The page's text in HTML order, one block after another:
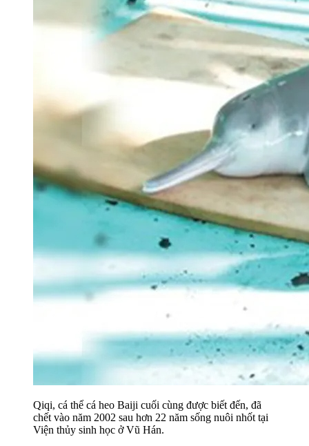
Qiqi, cá thể cá heo Baiji cuối cùng được biết đến, đã
chết vào năm 2002 sau hơn 22 năm sống nuôi nhốt tại
Viện thủy sinh học ở Vũ Hán.